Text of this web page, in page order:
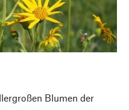
Blumen der